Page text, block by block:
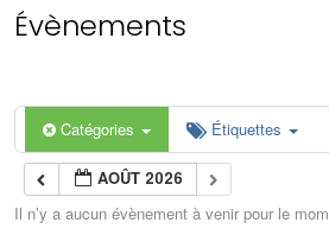
Évènements
Catégories Étiquettes
AOÛT 2026
Il n’y a aucun évènement à venir pour le